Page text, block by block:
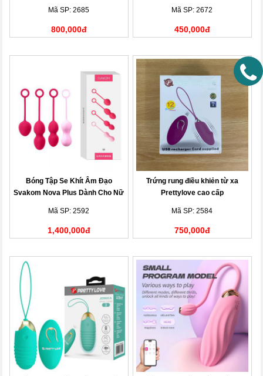
Mã SP: 2685
800,000đ
Mã SP: 2672
450,000đ
Bóng Tập Se Khít Âm Đạo
Svakom Nova Plus Dành Cho Nữ
Mã SP: 2592
1,400,000đ
Trứng rung điều khiẻn từ xa
Prettylove cao cấp
Mã SP: 2584
750,000đ